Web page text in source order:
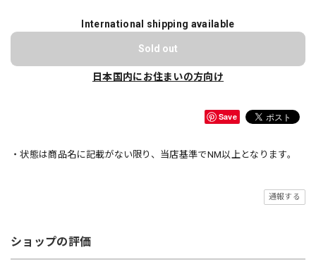
International shipping available
Sold out
日本国内にお住まいの方向け
Save
・状態は商品名に記載がない限り、当店基準でNM以上となります。
通報する
ショップの評価